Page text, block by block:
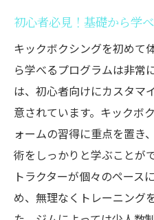
初心者必見！基礎から学
キックボクシングを初めて
ら学べるプログラムは非常
は、初心者向けにカスタマ
意されています。キックボ
ォームの習得に重点を置き
術をしっかりと学ぶことが
トラクターが個々のペース
め、無理なくトレーニング